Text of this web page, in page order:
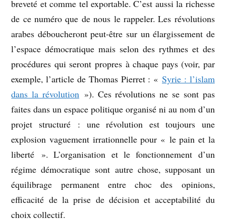
breveté et comme tel exportable. C’est aussi la richesse
de ce numéro que de nous le rappeler. Les révolutions
arabes déboucheront peut-être sur un élargissement de
l’espace démocratique mais selon des rythmes et des
procédures qui seront propres à chaque pays (voir, par
exemple, l’article de Thomas Pierret : «Syrie : l’islam
dans la révolution »). Ces révolutions ne se sont pas
faites dans un espace politique organisé ni au nom d’un
projet structuré : une révolution est toujours une
explosion vaguement irrationnelle pour « le pain et la
liberté ». L’organisation et le fonctionnement d’un
régime démocratique sont autre chose, supposant un
équilibrage permanent entre choc des opinions,
efficacité de la prise de décision et acceptabilité du
choix collectif.